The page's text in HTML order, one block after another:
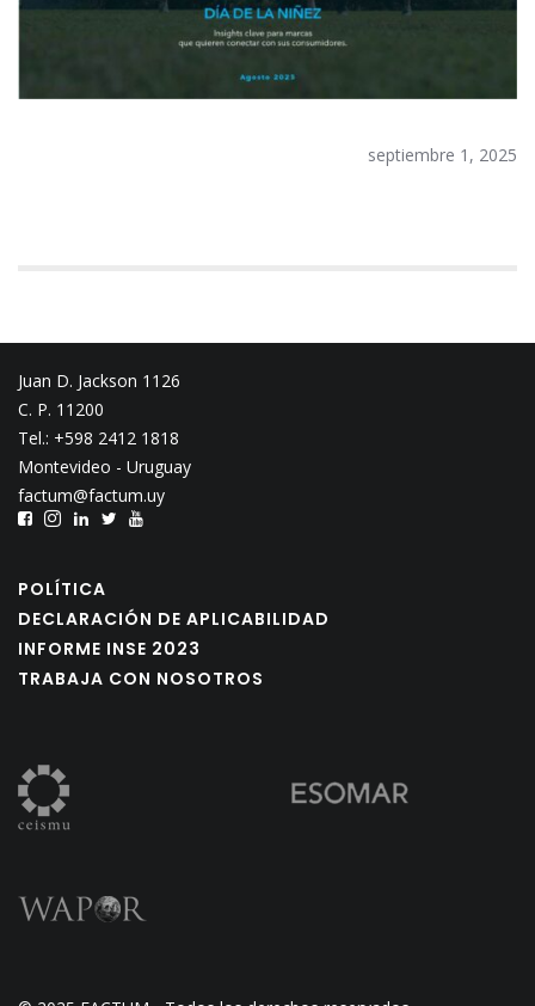
septiembre 1, 2025
Juan D. Jackson 1126
C. P. 11200
Tel.: +598 2412 1818
Montevideo - Uruguay
factum@factum.uy
POLÍTICA
DECLARACIÓN DE APLICABILIDAD
INFORME INSE 2023
TRABAJA CON NOSOTROS